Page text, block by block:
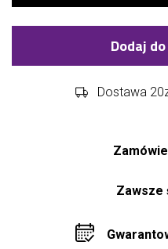
Dodaj
Dostawa
Zawsze